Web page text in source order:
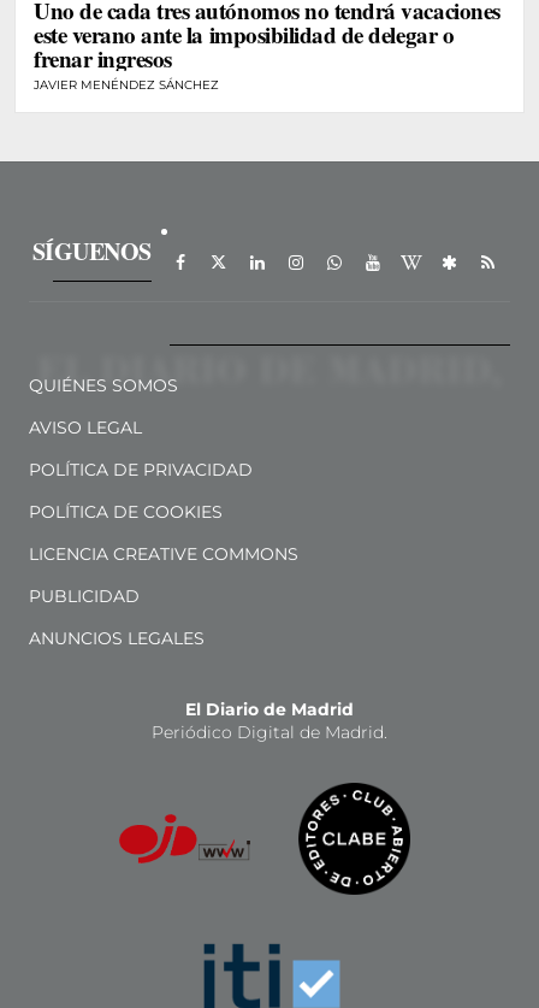
Uno de cada tres autónomos no tendrá vacaciones
este verano ante la imposibilidad de delegar o
frenar ingresos
JAVIER MENÉNDEZ SÁNCHEZ
SÍGUENOS
QUIÉNES SOMOS
AVISO LEGAL
POLÍTICA DE PRIVACIDAD
POLÍTICA DE COOKIES
LICENCIA CREATIVE COMMONS
PUBLICIDAD
ANUNCIOS LEGALES
El Diario de Madrid
Periódico Digital de Madrid.